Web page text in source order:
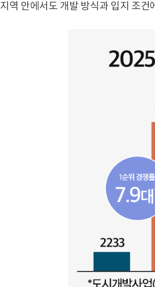
지역 안에서도 개발 방식과 입지 조건